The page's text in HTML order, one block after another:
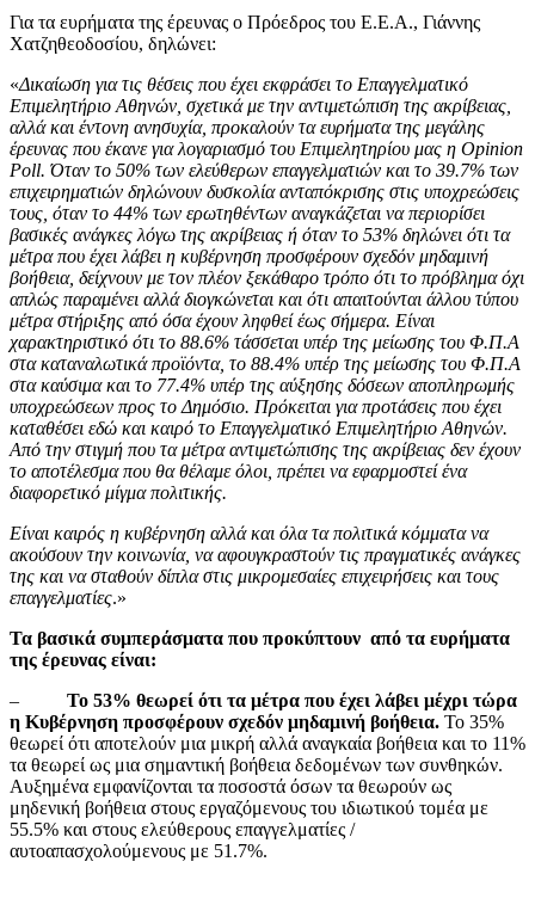
Για τα ευρήματα της έρευνας ο Πρόεδρος του Ε.Ε.Α., Γιάννης
Χατζηθεοδοσίου, δηλώνει:
«Δικαίωση για τις θέσεις που έχει εκφράσει το Επαγγελματικό
Επιμελητήριο Αθηνών, σχετικά με την αντιμετώπιση της ακρίβειας,
αλλά και έντονη ανησυχία, προκαλούν τα ευρήματα της μεγάλης
έρευνας που έκανε για λογαριασμό του Επιμελητηρίου μας η Opinion
Poll. Όταν το 50% των ελεύθερων επαγγελματιών και το 39.7% των
επιχειρηματιών δηλώνουν δυσκολία ανταπόκρισης στις υποχρεώσεις
τους, όταν το 44% των ερωτηθέντων αναγκάζεται να περιορίσει
βασικές ανάγκες λόγω της ακρίβειας ή όταν το 53% δηλώνει ότι τα
μέτρα που έχει λάβει η κυβέρνηση προσφέρουν σχεδόν μηδαμινή
βοήθεια, δείχνουν με τον πλέον ξεκάθαρο τρόπο ότι το πρόβλημα όχι
απλώς παραμένει αλλά διογκώνεται και ότι απαιτούνται άλλου τύπου
μέτρα στήριξης από όσα έχουν ληφθεί έως σήμερα. Είναι
χαρακτηριστικό ότι το 88.6% τάσσεται υπέρ της μείωσης του Φ.Π.Α
στα καταναλωτικά προϊόντα, το 88.4% υπέρ της μείωσης του Φ.Π.Α
στα καύσιμα και το 77.4% υπέρ της αύξησης δόσεων αποπληρωμής
υποχρεώσεων προς το Δημόσιο. Πρόκειται για προτάσεις που έχει
καταθέσει εδώ και καιρό το Επαγγελματικό Επιμελητήριο Αθηνών.
Από την στιγμή που τα μέτρα αντιμετώπισης της ακρίβειας δεν έχουν
το αποτέλεσμα που θα θέλαμε όλοι, πρέπει να εφαρμοστεί ένα
διαφορετικό μίγμα πολιτικής.
Είναι καιρός η κυβέρνηση αλλά και όλα τα πολιτικά κόμματα να
ακούσουν την κοινωνία, να αφουγκραστούν τις πραγματικές ανάγκες
της και να σταθούν δίπλα στις μικρομεσαίες επιχειρήσεις και τους
επαγγελματίες.»
Τα βασικά συμπεράσματα που προκύπτουν από τα ευρήματα
της έρευνας είναι:
– Το 53% θεωρεί ότι τα μέτρα που έχει λάβει μέχρι τώρα
η Κυβέρνηση προσφέρουν σχεδόν μηδαμινή βοήθεια. Το 35%
θεωρεί ότι αποτελούν μια μικρή αλλά αναγκαία βοήθεια και το 11%
τα θεωρεί ως μια σημαντική βοήθεια δεδομένων των συνθηκών.
Αυξημένα εμφανίζονται τα ποσοστά όσων τα θεωρούν ως
μηδενική βοήθεια στους εργαζόμενους του ιδιωτικού τομέα με
55.5% και στους ελεύθερους επαγγελματίες /
αυτοαπασχολούμενους με 51.7%.